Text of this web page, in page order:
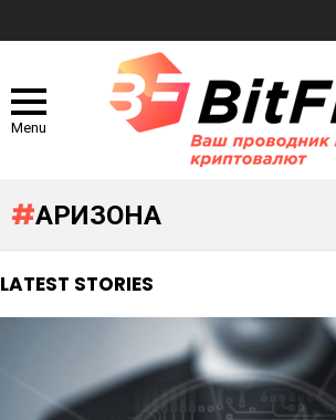
Menu
АРИЗОНА
LATEST STORIES